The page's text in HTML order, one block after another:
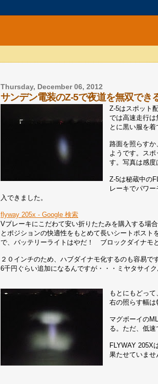
Thursday, December 06, 2012
サンデン電装のZ-5で夜道を無双でき
Z-5はスポット
では高速走行
とに黒い服を着
路面を照らす
ようです。ス
す。写真は感度
Z-5は秘蔵中の
レーキでパワ
入できました。
flyway 205x - Google 検索
Vブレーキにこだわて安い折りたたみを購入する場
とポジションの快適性をもとめて長いシートポス
で、バッテリーライトはやだ！ ブロックダイナモ
２０インチのため、ハブダイナモ化するのも容易
6千円ぐらい追加になるんですが・・・ミヤタサイ
もとにもどっ
右の照らす幅は
マグボーイの
る。ただ、低速
FLYWAY 205X
果たせていませ